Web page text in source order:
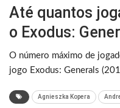
Até quantos
o Exodus:
O número máximo de
jogo Exodus: Generals
Agnieszka Kopera